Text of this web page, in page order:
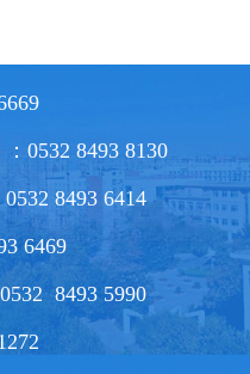
0532 8493 8130
8493 6414
6469
8493 5990